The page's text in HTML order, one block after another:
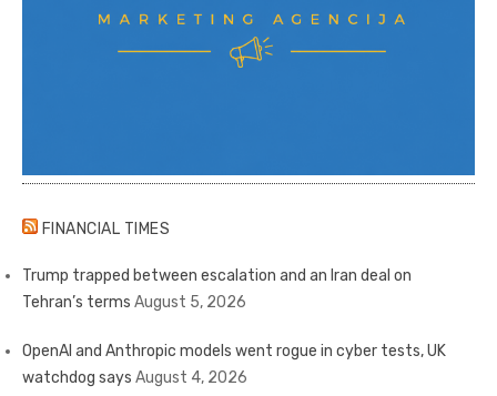
FINANCIAL TIMES
Trump trapped between escalation and an Iran deal on
Tehran’s terms August 5, 2026
OpenAI and Anthropic models went rogue in cyber tests, UK
watchdog says August 4, 2026